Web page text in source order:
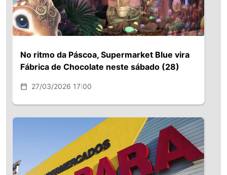
No ritmo da Páscoa, Supermarket Blue vira
Fábrica de Chocolate neste sábado (28)
27/03/2026 17:00